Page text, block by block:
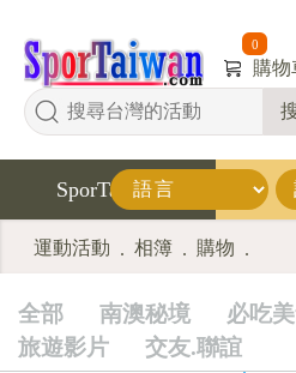
0
購物
SporTaiwan
運動活動 . 相簿 . 購物 .
全部 南澳秘境 必吃
旅遊影片
交友.聯誼